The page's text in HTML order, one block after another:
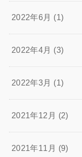
2022年6月 (1)
2022年4月 (3)
2022年3月 (1)
2021年12月 (2)
2021年11月 (9)